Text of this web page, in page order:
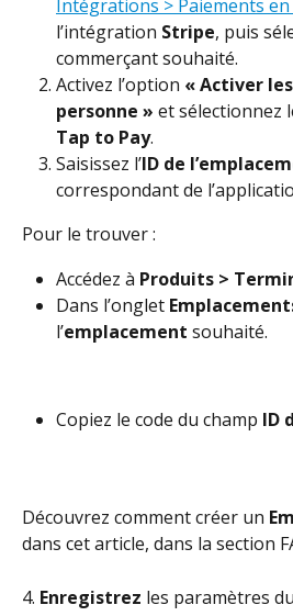
Intégrations > Paiements
l’intégration Stripe, puis
commerçant souhaité.
Activez l’option « Activer
personne » et sélectionnez
Tap to Pay.
Saisissez l’ID de
correspondant de
Pour le trouver :
Accédez à Produits >
Dans l’onglet
l’emplacement souhaité.
Copiez le code du champ ID
Découvrez comment créer un
dans cet article, dans la section
4. Enregistrez les paramètres